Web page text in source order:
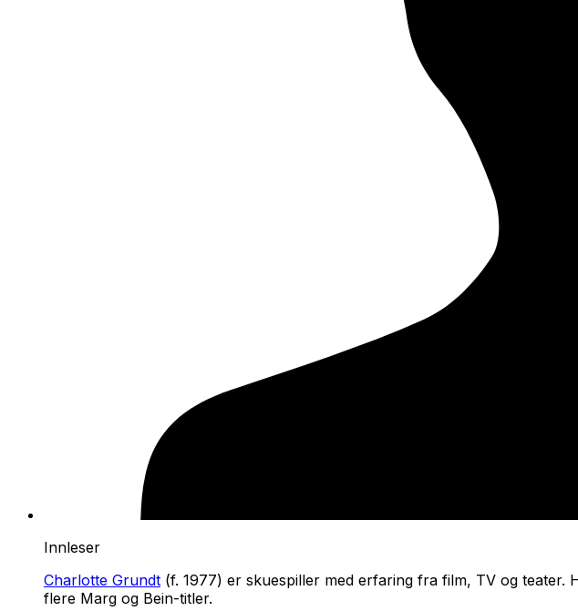
Innleser
Charlotte Grundt (f. 1977) er skuespiller med erfaring fra film, TV og
flere Marg og Bein-titler.